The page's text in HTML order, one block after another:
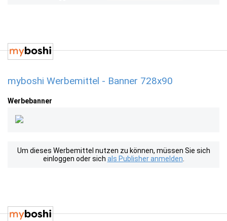
myboshi Werbemittel - Banner 728x90
Werbebanner
Um dieses Werbemittel nutzen zu können, müssen Sie sich
einloggen oder sich als Publisher anmelden